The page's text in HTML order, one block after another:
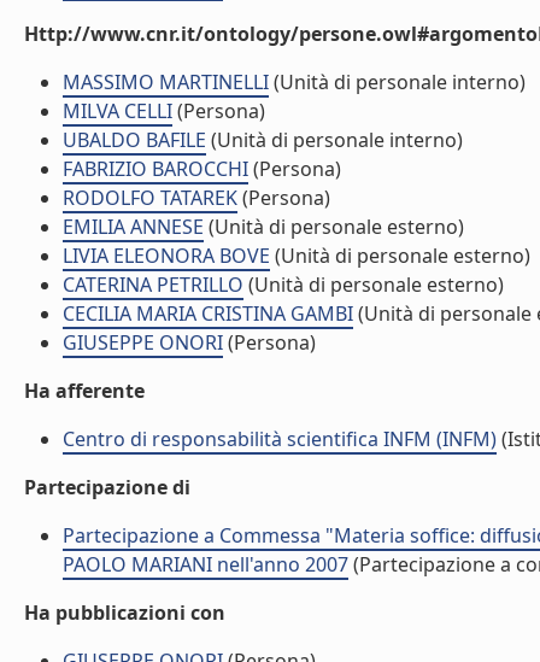
Http://www.cnr.it/ontology/
MASSIMO MARTINELLI(Unità di personale interno)
MILVA CELLI(Persona)
UBALDO BAFILE (Unità di personale interno)
FABRIZIO BAROCCHI(Persona)
RODOLFO TATAREK(Persona)
EMILIA ANNESE (Unità di personale esterno)
LIVIA ELEONORA BOVE (Unità di personale esterno)
CATERINA PETRILLO (Unità di personale esterno)
CECILIA MARIA CRISTINA GAMBI(Unità di personale
GIUSEPPE ONORI(Persona)
Ha afferente
Centro di responsabilità scientifica INFM (INFM)
Partecipazione di
Partecipazione a Commessa "Materia soffice:
PAOLO MARIANI nell'anno 2007(Partecipazione a
Ha pubblicazioni con